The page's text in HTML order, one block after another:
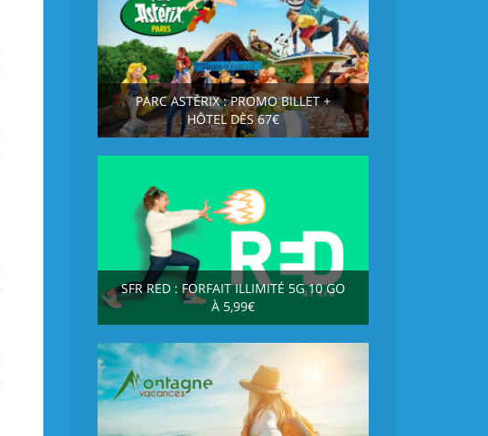
PARC ASTÉRIX : PROMO BILLET +
HÔTEL DÈS 67€
SFR RED : FORFAIT ILLIMITÉ 5G 10 GO
À 5,99€